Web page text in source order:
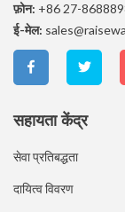
फ़ोन: +86 27-
ई-मेल:
सहायता केंद्र
सेवा प्रतिबद्धता
दायित्व विवरण